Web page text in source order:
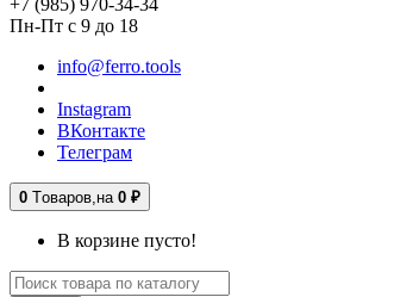
Пн-Пт с 9 до 18
info@ferro.tools
Instagram
ВКонтакте
Телеграм
0 Tоваров, на 0 ₽
В корзине пусто!